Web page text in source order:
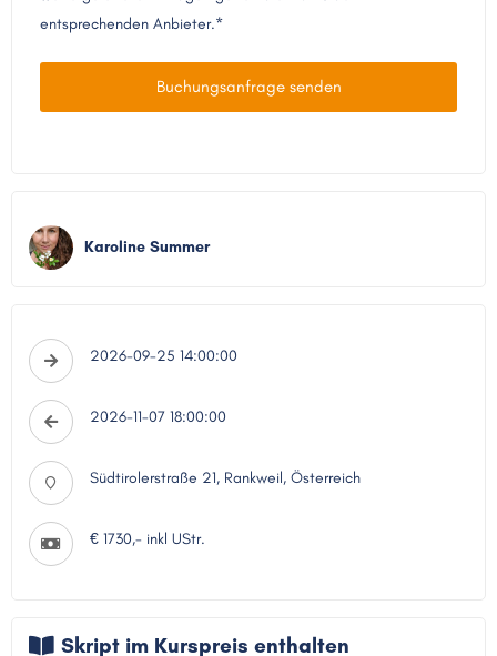
entsprechenden Anbieter.*
Buchungsanfrage senden
Karoline Summer
2026-09-25 14:00:00
2026-11-07 18:00:00
Südtirolerstraße 21, Rankweil, Österreich
€ 1730,- inkl UStr.
Skript im Kurspreis enthalten